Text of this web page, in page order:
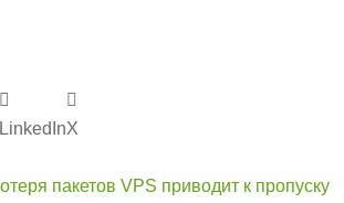
LinkedInХ
пакетов VPS приводит к пропуску